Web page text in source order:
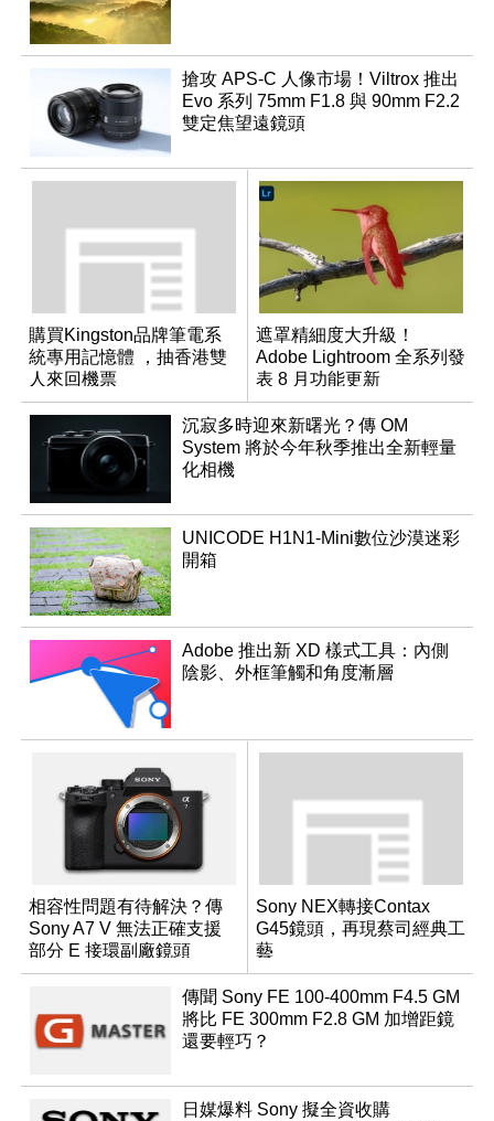
搶攻 APS-C 人像市場！Viltrox 推出
Evo 系列 75mm F1.8 與 90mm F2.2
雙定焦望遠鏡頭
購買Kingston品牌筆電系
統專用記憶體 ，抽香港雙
人來回機票
遮罩精細度大升級！
Adobe Lightroom 全系列發
表 8 月功能更新
沉寂多時迎來新曙光？傳 OM
System 將於今年秋季推出全新輕量
化相機
UNICODE H1N1-Mini數位沙漠迷彩
開箱
Adobe 推出新 XD 樣式工具：內側
陰影、外框筆觸和角度漸層
相容性問題有待解決？傳
Sony A7 V 無法正確支援
部分 E 接環副廠鏡頭
Sony NEX轉接Contax
G45鏡頭，再現蔡司經典工
藝
傳聞 Sony FE 100-400mm F4.5 GM
將比 FE 300mm F2.8 GM 加增距鏡
還要輕巧？
日媒爆料 Sony 擬全資收購